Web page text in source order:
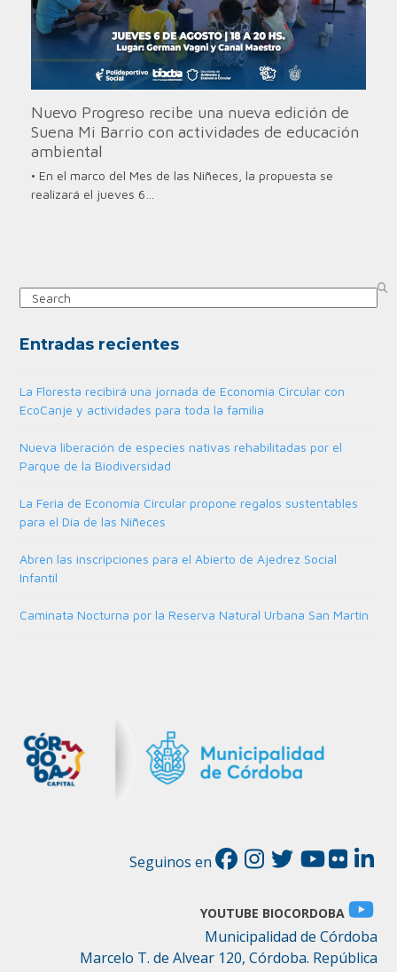
Nuevo Progreso recibe una nueva edición de
Suena Mi Barrio con actividades de educación
ambiental
• En el marco del Mes de las Niñeces, la propuesta se
realizará el jueves 6…
Search
Entradas recientes
La Floresta recibirá una jornada de Economía Circular con
EcoCanje y actividades para toda la familia
Nueva liberación de especies nativas rehabilitadas por el
Parque de la Biodiversidad
La Feria de Economía Circular propone regalos sustentables
para el Día de las Niñeces
Abren las inscripciones para el Abierto de Ajedrez Social
Infantil
Caminata Nocturna por la Reserva Natural Urbana San Martín
Seguinos en
YOUTUBE BIOCORDOBA
Municipalidad de Córdoba
Marcelo T. de Alvear 120, Córdoba. República